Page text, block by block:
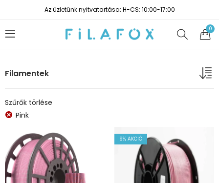
Az üzletünk nyitvatartása: H-CS: 10:00-17:00
0
Filamentek
Szűrők törlése
Pink
9% AKCIÓ